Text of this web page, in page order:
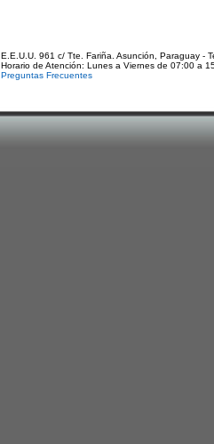
E.E.U.U. 961 c/ Tte. Fariña. Asunción, Paraguay -
Horario de Atención: Lunes a Viernes de 07:00 a
Preguntas Frecuentes